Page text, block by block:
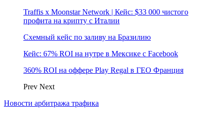
Traffis x Moonstar Network | Кейс: $33 000 чистого
профита на крипту с Италии
Схемный кейс по заливу на Бразилию
Кейс: 67% ROI на нутре в Мексике с Facebook
360% ROI на оффере Play Regal в ГЕО Франция
Prev Next
Новости арбитража трафика